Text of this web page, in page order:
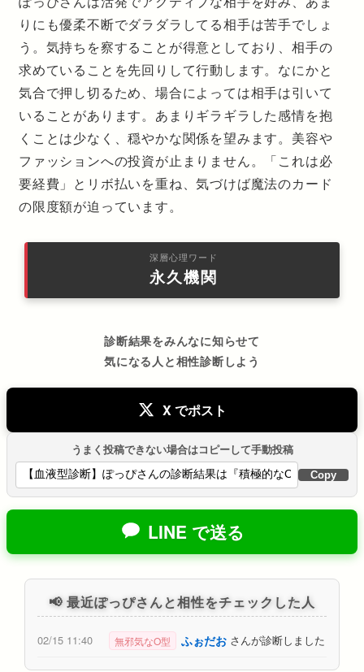
りにも優柔不断でダラダラしてる相手は苦手でしょ
う。気持ちを察することが得意としており、相手の
求めていることを先回りして行動します。なにかと
気合で押し切るため、場合によっては相手は引いて
いることがあります。あまりギラギラした感情を抱
くことは少なく、穏やかな関係を望みます。美容や
ファッションへの投資が止まりません。「これは必
要経費」とリボ払いを重ね、気づけば魔法のカード
の限度額が迫っています。
深層心理ワード
永久機関
診断結果をみんなに知らせて
気になる人と相性診断しよう
X でポスト
うまく投稿できない場合はコピーして手動投稿
Copy
LINE で送る
📢 最近ぽっぴさんと相性をチェックした人
02/15 11:40 無邪気なO型 ふぉだお さんが診断しました